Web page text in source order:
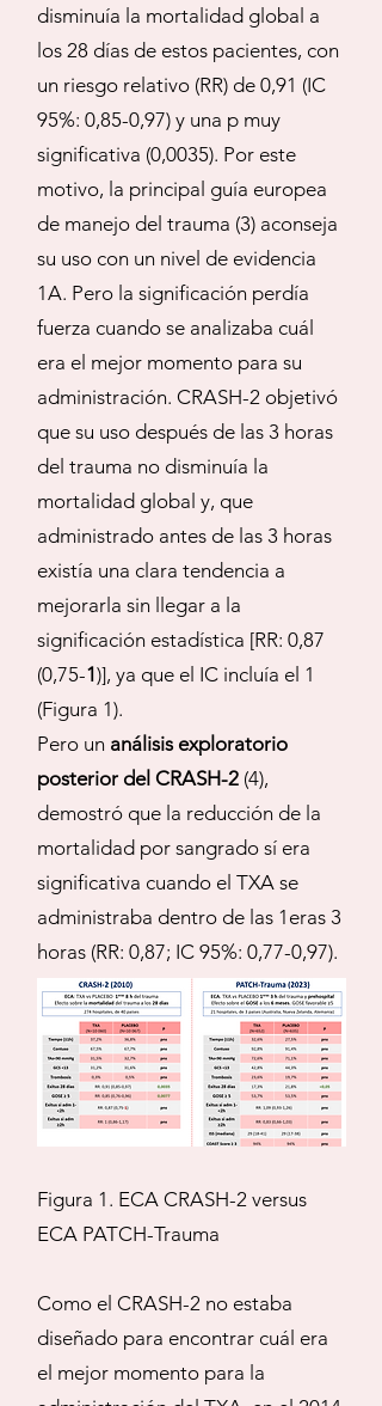
disminuía la mortalidad global a
los 28 días de estos pacientes, con
un riesgo relativo (RR) de 0,91 (IC
95%: 0,85-0,97) y una p muy
significativa (0,0035). Por este
motivo, la principal guía europea
de manejo del trauma (3) aconseja
su uso con un nivel de evidencia
1A. Pero la significación perdía
fuerza cuando se analizaba cuál
era el mejor momento para su
administración. CRASH-2 objetivó
que su uso después de las 3 horas
del trauma no disminuía la
mortalidad global y, que
administrado antes de las 3 horas
existía una clara tendencia a
mejorarla sin llegar a la
significación estadística [RR: 0,87
(0,75-1)], ya que el IC incluía el 1
(Figura 1).
Pero un análisis exploratorio
posterior del CRASH-2 (4),
demostró que la reducción de la
mortalidad por sangrado sí era
significativa cuando el TXA se
administraba dentro de las 1eras 3
horas (RR: 0,87; IC 95%: 0,77-0,97).
Figura 1. ECA CRASH-2 versus
ECA PATCH-Trauma
Como el CRASH-2 no estaba
diseñado para encontrar cuál era
el mejor momento para la